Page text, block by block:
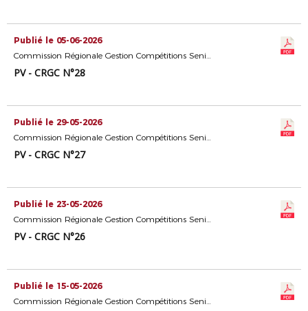
Publié le 05-06-2026
Commission Régionale Gestion Compétitions Seniors
PV - CRGC N°28
Publié le 29-05-2026
Commission Régionale Gestion Compétitions Seniors
PV - CRGC N°27
Publié le 23-05-2026
Commission Régionale Gestion Compétitions Seniors
PV - CRGC N°26
Publié le 15-05-2026
Commission Régionale Gestion Compétitions Seniors